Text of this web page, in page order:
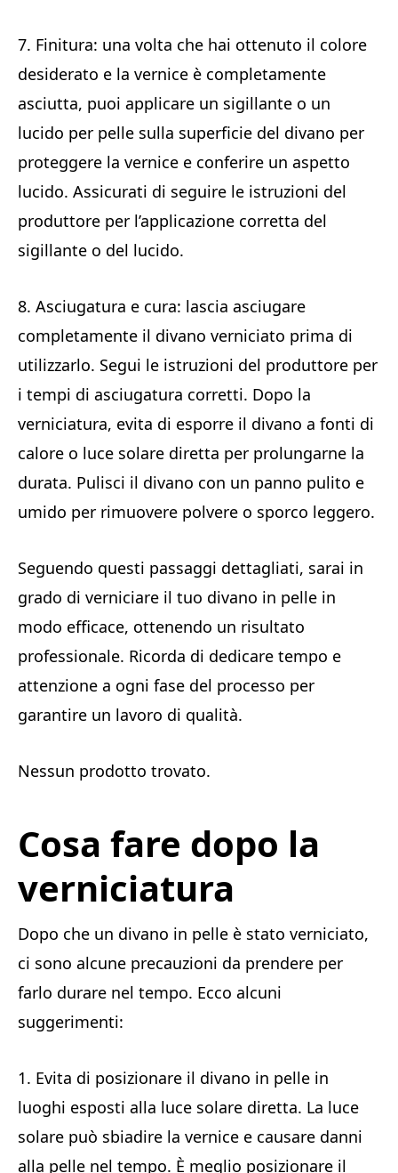
7. Finitura: una volta che hai ottenuto il colore
desiderato e la vernice è completamente
asciutta, puoi applicare un sigillante o un
lucido per pelle sulla superficie del divano per
proteggere la vernice e conferire un aspetto
lucido. Assicurati di seguire le istruzioni del
produttore per l’applicazione corretta del
sigillante o del lucido.
8. Asciugatura e cura: lascia asciugare
completamente il divano verniciato prima di
utilizzarlo. Segui le istruzioni del produttore per
i tempi di asciugatura corretti. Dopo la
verniciatura, evita di esporre il divano a fonti di
calore o luce solare diretta per prolungarne la
durata. Pulisci il divano con un panno pulito e
umido per rimuovere polvere o sporco leggero.
Seguendo questi passaggi dettagliati, sarai in
grado di verniciare il tuo divano in pelle in
modo efficace, ottenendo un risultato
professionale. Ricorda di dedicare tempo e
attenzione a ogni fase del processo per
garantire un lavoro di qualità.
Nessun prodotto trovato.
Cosa fare dopo la
verniciatura
Dopo che un divano in pelle è stato verniciato,
ci sono alcune precauzioni da prendere per
farlo durare nel tempo. Ecco alcuni
suggerimenti:
1. Evita di posizionare il divano in pelle in
luoghi esposti alla luce solare diretta. La luce
solare può sbiadire la vernice e causare danni
alla pelle nel tempo. È meglio posizionare il